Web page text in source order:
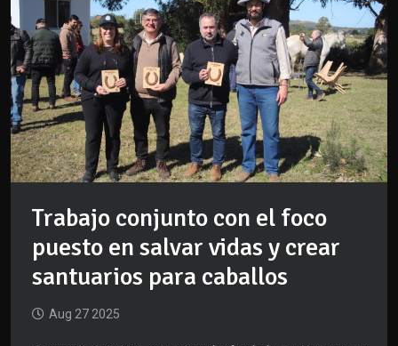
Trabajo conjunto con el foco
puesto en salvar vidas y crear
santuarios para caballos
Aug 27 2025